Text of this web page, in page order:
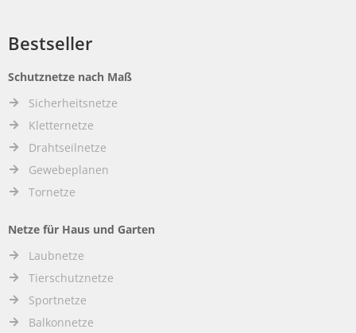
Bestseller
Schutznetze nach Maß
Sicherheitsnetze
Kletternetze
Drahtseilnetze
Gewebeplanen
Tornetze
Netze für Haus und Garten
Laubnetze
Tierschutznetze
Sportnetze
Balkonnetze